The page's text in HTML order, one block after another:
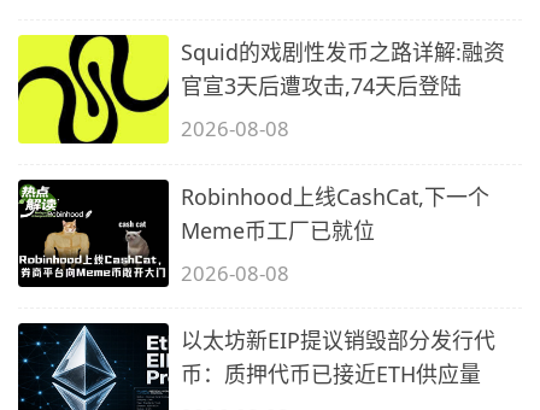
Squid的戏剧性发币之路详解:融资
官宣3天后遭攻击,74天后登陆
2026-08-08
Robinhood上线CashCat,下一个
Meme币工厂已就位
2026-08-08
以太坊新EIP提议销毁部分发行代
币：质押代币已接近ETH供应量